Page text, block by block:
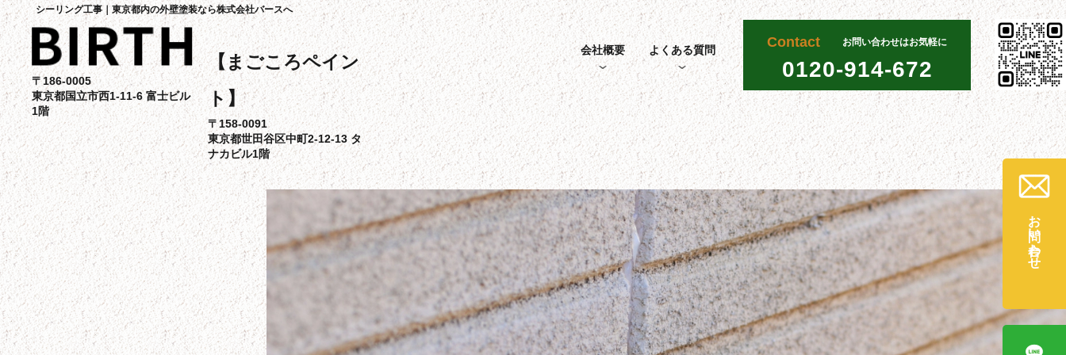
シーリング工事｜東京都内の外壁塗装なら株式会社バースへ
〒186-0005
東京都国立市西1-11-6 富士ビル
1階
【まごころペイン
ト】
〒158-0091
東京都世田谷区中町2-12-13 タ
ナカビル1階
会社概要 よくある質問
Contact お問い合わせはお気軽に
0120-914-672
お問い合わせ